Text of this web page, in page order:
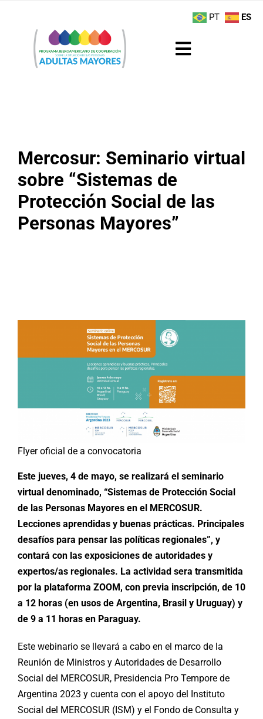
contenido
Toggle
Actividades
Boletín
Buenas Prácticas
Mercosur: Seminario virtual
sobre “Sistemas de
Protección Social de las
Personas Mayores”
Flyer oficial de a convocatoria
Este jueves, 4 de mayo, se realizará el seminario
virtual denominado, “Sistemas de Protección Social
de las Personas Mayores en el MERCOSUR.
Lecciones aprendidas y buenas prácticas. Principales
desafíos para pensar las políticas regionales”, y
contará con las exposiciones de autoridades y
expertos/as regionales. La actividad sera transmitida
por la plataforma ZOOM, con previa inscripción, de 10
a 12 horas (en usos de Argentina, Brasil y Uruguay) y
de 9 a 11 horas en Paraguay.
Este webinario se llevará a cabo en el marco de la
Reunión de Ministros y Autoridades de Desarrollo
Social del MERCOSUR, Presidencia Pro Tempore de
Argentina 2023 y cuenta con el apoyo del Instituto
Social del MERCOSUR (ISM) y el Fondo de Consulta y
PT ES